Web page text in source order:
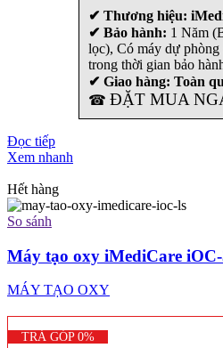
✔ Thương hiệu:
✔ Bảo hành: 1 Năm
lọc), Có máy dự phòng
trong thời gian bảo
✔ Giao hàng: Toàn
☎ ĐẶT MUA
Đọc tiếp
Xem nhanh
Hết hàng
So sánh
Máy tạo oxy iMediCare
MÁY TẠO OXY
TRẢ GÓP 0%